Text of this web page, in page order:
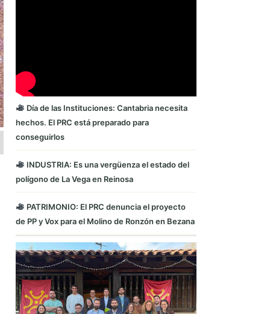
Día de las Instituciones: Cantabria necesita
hechos. El PRC está preparado para
conseguirlos
INDUSTRIA: Es una vergüenza el estado del
polígono de La Vega en Reinosa
PATRIMONIO: El PRC denuncia el proyecto
de PP y Vox para el Molino de Ronzón en Bezana